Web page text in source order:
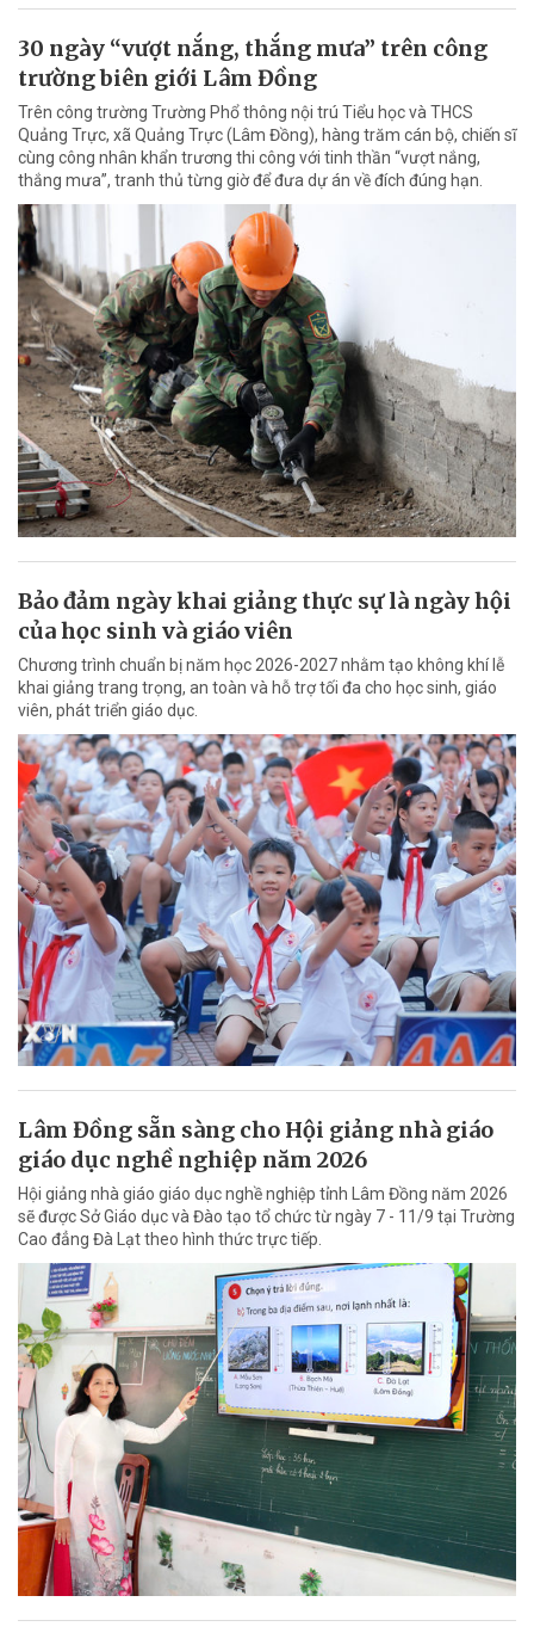
30 ngày “vượt nắng, thắng mưa” trên công
trường biên giới Lâm Đồng
Trên công trường Trường Phổ thông nội trú Tiểu học và THCS
Quảng Trực, xã Quảng Trực (Lâm Đồng), hàng trăm cán bộ, chiến sĩ
cùng công nhân khẩn trương thi công với tinh thần “vượt nắng,
thắng mưa”, tranh thủ từng giờ để đưa dự án về đích đúng hạn.
Bảo đảm ngày khai giảng thực sự là ngày hội
của học sinh và giáo viên
Chương trình chuẩn bị năm học 2026-2027 nhằm tạo không khí lễ
khai giảng trang trọng, an toàn và hỗ trợ tối đa cho học sinh, giáo
viên, phát triển giáo dục.
Lâm Đồng sẵn sàng cho Hội giảng nhà giáo
giáo dục nghề nghiệp năm 2026
Hội giảng nhà giáo giáo dục nghề nghiệp tỉnh Lâm Đồng năm 2026
sẽ được Sở Giáo dục và Đào tạo tổ chức từ ngày 7 - 11/9 tại Trường
Cao đẳng Đà Lạt theo hình thức trực tiếp.